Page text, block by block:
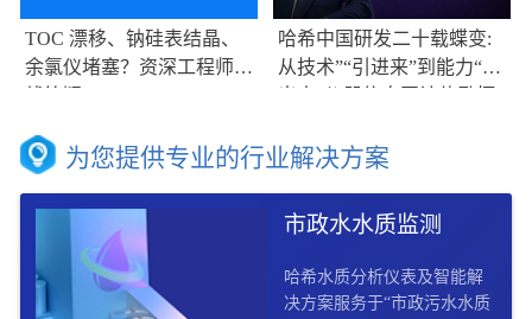
TOC 漂移、钠硅表结晶、
余氯仪堵塞？资深工程师在
哈希中国研发二十载蝶变:
从技术”“引进来”到能力“走
中华区副总裁总经理秦晓培
为您提供专业的行业解决方案
市政水水质监测
哈希水质分析仪表及智能解
决方案服务于“市政污水水质